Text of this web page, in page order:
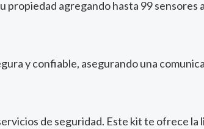
propiedad agregando hasta 99 sensores
y confiable, asegurando una
de seguridad. Este kit te ofrece